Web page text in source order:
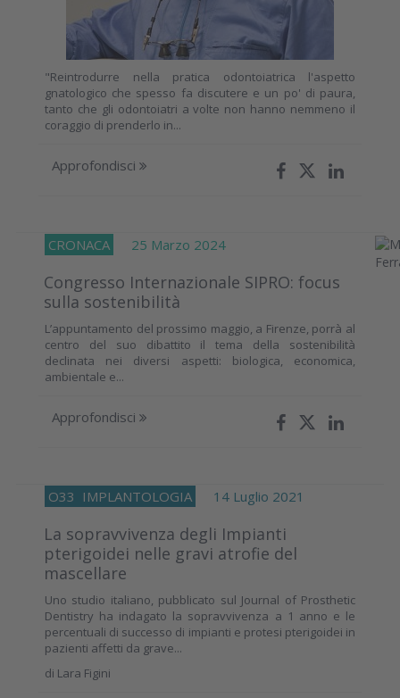
"Reintrodurre nella pratica odontoiatrica l'aspetto
gnatologico che spesso fa discutere e un po' di paura,
tanto che gli odontoiatri a volte non hanno nemmeno il
coraggio di prenderlo in...
Approfondisci
CRONACA 25 Marzo 2024
Congresso Internazionale SIPRO: focus
sulla sostenibilità
L’appuntamento del prossimo maggio, a Firenze, porrà al
centro del suo dibattito il tema della sostenibilità
declinata nei diversi aspetti: biologica, economica,
ambientale e...
Approfondisci
O33 IMPLANTOLOGIA 14 Luglio 2021
La sopravvivenza degli Impianti
pterigoidei nelle gravi atrofie del
mascellare
Uno studio italiano, pubblicato sul Journal of Prosthetic
Dentistry ha indagato la sopravvivenza a 1 anno e le
percentuali di successo di impianti e protesi pterigoidei in
pazienti affetti da grave...
di Lara Figini